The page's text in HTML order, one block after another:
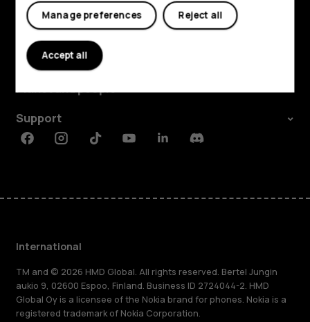
Explore
About
Planet and people
Support
FacebookInstagramTiktokYoutubeLinkedinDiscord
International
TM and © 2026 HMD Global. All rights reserved. Bertel Jungin
aukio 9, 02600 Espoo, Finland. Business ID 2724044-2. HMD
Global Oy is a licensee of the Nokia brand for phones. Nokia is a
registered trademark of Nokia Corporation.
Reject all
Manage preferences
Accept all